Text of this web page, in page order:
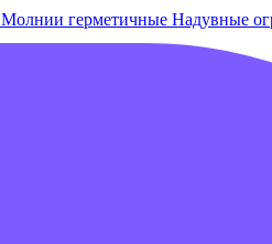
Молнии герметичные Надувные